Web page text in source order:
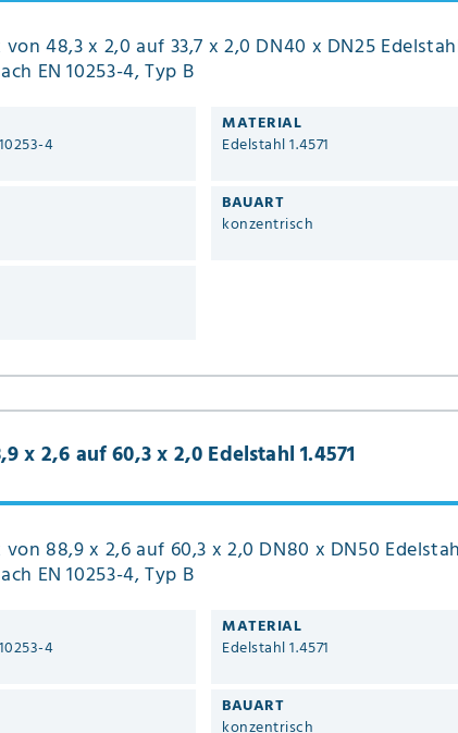
48,3 x 2,0 auf 33,7 x 2,0 DN40 x DN25 Edelstahl
EN 10253-4, Typ B
4
MATERIAL
Edelstahl 1.4571
BAUART
konzentrisch
x 2,6 auf 60,3 x 2,0 Edelstahl 1.4571
88,9 x 2,6 auf 60,3 x 2,0 DN80 x DN50
EN 10253-4, Typ B
4
MATERIAL
Edelstahl 1.4571
BAUART
konzentrisch